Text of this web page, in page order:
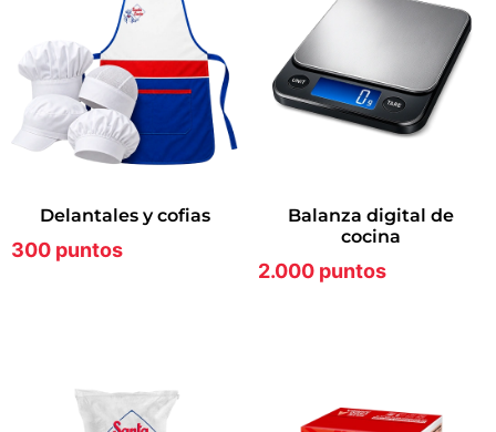
delantales y cofias
300 puntos
balanza digital de
cocina
2.000 puntos